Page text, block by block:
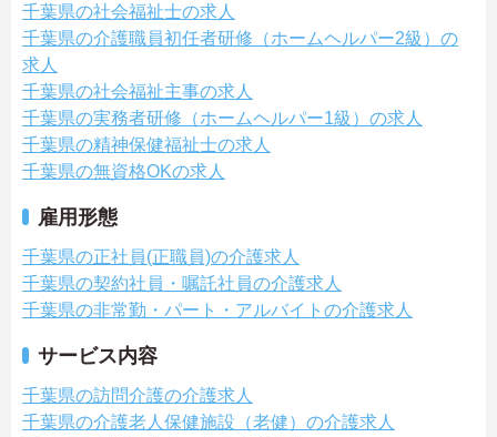
千葉県の社会福祉士の求人
千葉県の介護職員初任者研修（ホームヘルパー2級）の
求人
千葉県の社会福祉主事の求人
千葉県の実務者研修（ホームヘルパー1級）の求人
千葉県の精神保健福祉士の求人
千葉県の無資格OKの求人
雇用形態
千葉県の正社員(正職員)の介護求人
千葉県の契約社員・嘱託社員の介護求人
千葉県の非常勤・パート・アルバイトの介護求人
サービス内容
千葉県の訪問介護の介護求人
千葉県の介護老人保健施設（老健）の介護求人